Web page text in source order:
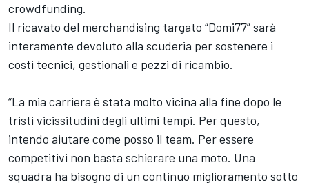
crowdfunding.
Il ricavato del merchandising targato “Domi77” sarà
interamente devoluto alla scuderia per sostenere i
costi tecnici, gestionali e pezzi di ricambio.
“La mia carriera è stata molto vicina alla fine dopo le
tristi vicissitudini degli ultimi tempi. Per questo,
intendo aiutare come posso il team. Per essere
competitivi non basta schierare una moto. Una
squadra ha bisogno di un continuo miglioramento sotto